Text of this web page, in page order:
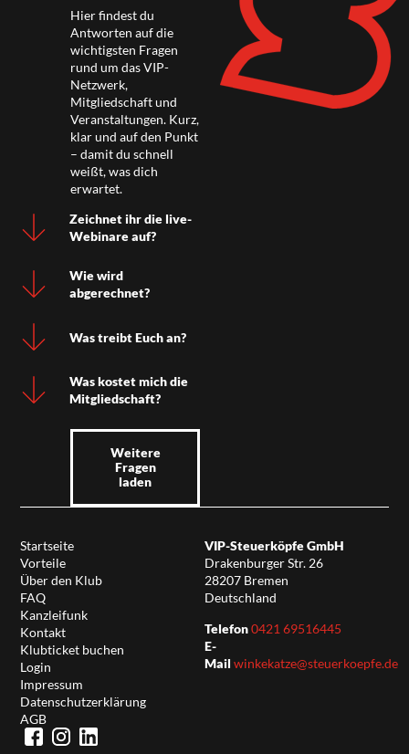
Hier findest du
Antworten auf die
wichtigsten Fragen
rund um das VIP-
Netzwerk,
Mitgliedschaft und
Veranstaltungen. Kurz,
klar und auf den Punkt
– damit du schnell
weißt, was dich
erwartet.
Zeichnet ihr die live-
Webinare auf?
Wie wird
abgerechnet?
Was treibt Euch an?
Was kostet mich die
Mitgliedschaft?
Weitere
Fragen
laden
Startseite
Vorteile
Über den Klub
FAQ
Kanzleifunk
Kontakt
Klubticket buchen
Login
Impressum
Datenschutzerklärung
AGB
VIP-Steuerköpfe GmbH
Drakenburger Str. 26
28207 Bremen
Deutschland
Telefon0421 69516445
E-
Mail winkekatze@steuerkoepfe.de